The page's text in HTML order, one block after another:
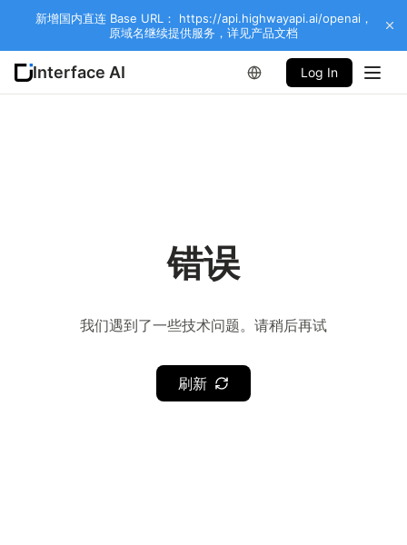
新增国内直连 Base URL： https://api.highwayapi.ai/openai，
原域名继续提供服务，详见产品文档
Interface AI Log In
错误
我们遇到了一些技术问题。请稍后再试
刷新